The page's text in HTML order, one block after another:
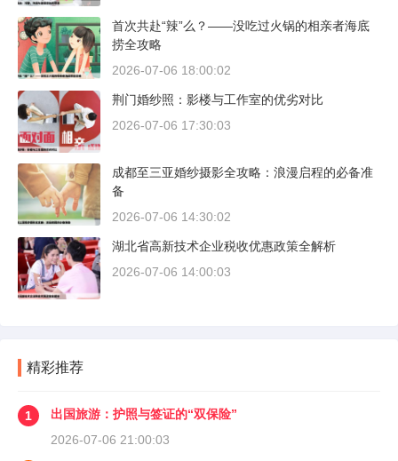
首次共赴“辣”么？——没吃过火锅的相亲者海底
捞全攻略
2026-07-06 18:00:02
荆门婚纱照：影楼与工作室的优劣对比
2026-07-06 17:30:03
成都至三亚婚纱摄影全攻略：浪漫启程的必备准
备
2026-07-06 14:30:02
湖北省高新技术企业税收优惠政策全解析
2026-07-06 14:00:03
精彩推荐
1
出国旅游：护照与签证的“双保险”
2026-07-06 21:00:03